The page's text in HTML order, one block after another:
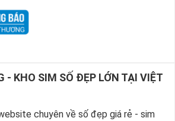
- KHO SIM SỐ ĐẸP LỚN TẠI VIỆT
chuyên về số đẹp giá rẻ - sim